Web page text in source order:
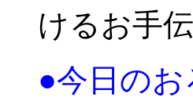
けるお手伝
●今日のお